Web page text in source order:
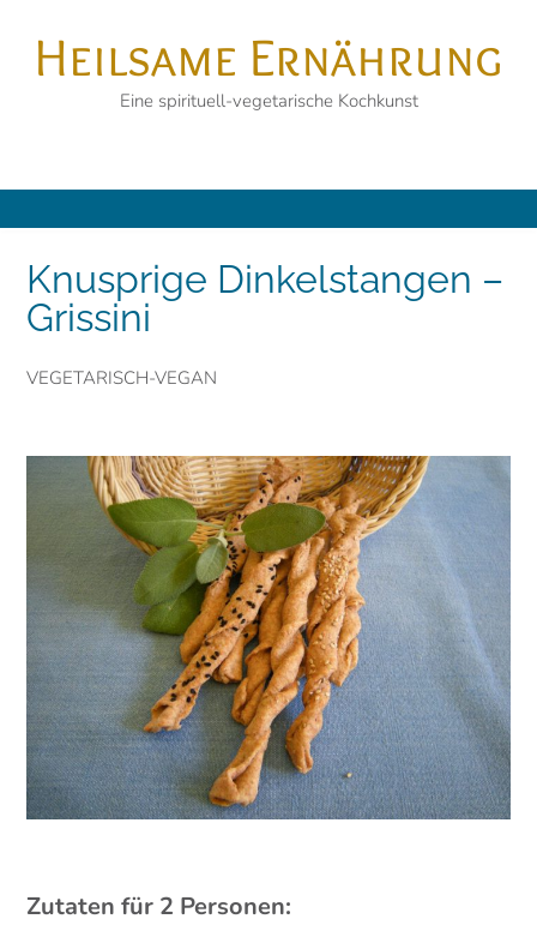
contentHeilsame Ernährung
Eine spirituell-vegetarische Kochkunst
Knusprige Dinkelstangen –
Grissini
VEGETARISCH-VEGAN
Zutaten für 2 Personen: